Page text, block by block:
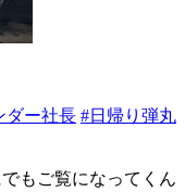
ダー社長 #日帰り弾丸
もご覧になってくん